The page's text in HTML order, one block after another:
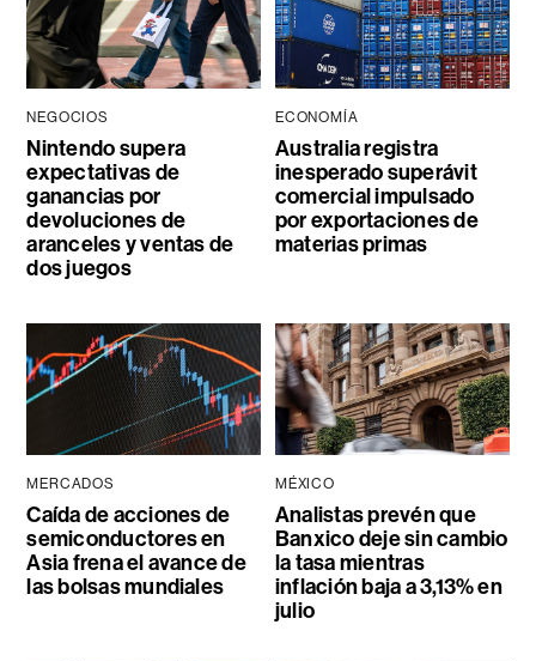
NEGOCIOS
Nintendo supera
expectativas de
ganancias por
devoluciones de
aranceles y ventas de
dos juegos
ECONOMÍA
Australia registra
inesperado superávit
comercial impulsado
por exportaciones de
materias primas
MERCADOS
Caída de acciones de
semiconductores en
Asia frena el avance de
las bolsas mundiales
MÉXICO
Analistas prevén que
Banxico deje sin cambio
la tasa mientras
inflación baja a 3,13% en
julio